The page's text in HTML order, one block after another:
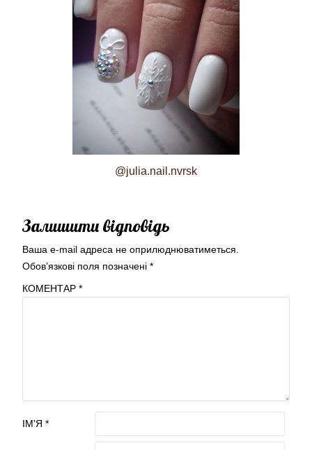
@julia.nail.nvrsk
Залишити відповідь
Ваша e-mail адреса не оприлюднюватиметься.
Обов’язкові поля позначені *
КОМЕНТАР *
ІМ'Я *